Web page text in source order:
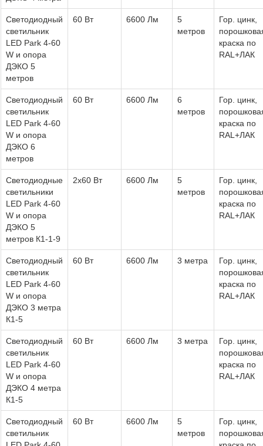
Светодиодный
светильник
LED Park 4-60
W и опора
ДЭКО 5
метров
60 Вт 6600 Лм
5
метров
Гор. цинк,
краска по
RAL+ЛАК
Светодиодный
светильник
LED Park 4-60
W и опора
ДЭКО 6
метров
60 Вт 6600 Лм
6
метров
Гор. цинк,
краска по
RAL+ЛАК
Светодиодные
светильники
LED Park 4-60
W и опора
ДЭКО 5
метров К1-1-9
2x60 Вт 6600 Лм
5
метров
Гор. цинк,
краска по
RAL+ЛАК
Светодиодный
светильник
LED Park 4-60
W и опора
ДЭКО 3 метра
К1-5
60 Вт 6600 Лм 3 метра
Гор. цинк,
краска по
RAL+ЛАК
Светодиодный
светильник
LED Park 4-60
W и опора
ДЭКО 4 метра
К1-5
60 Вт 6600 Лм 3 метра
Гор. цинк,
краска по
RAL+ЛАК
Светодиодный
светильник
60 Вт 6600 Лм
5
метров
Гор. цинк,